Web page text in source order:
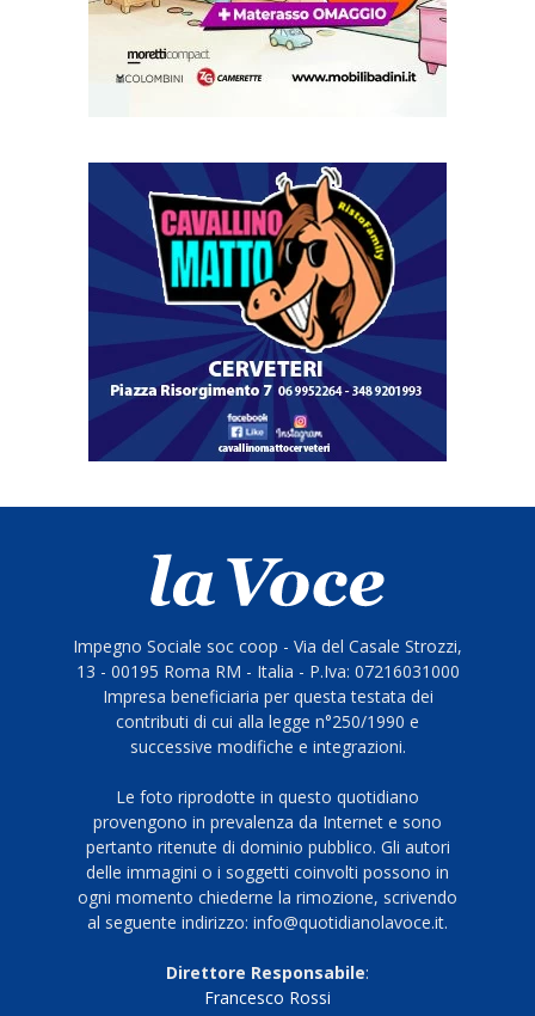
Impegno Sociale soc coop - Via del Casale Strozzi,
13 - 00195 Roma RM - Italia - P.Iva: 07216031000
Impresa beneficiaria per questa testata dei
contributi di cui alla legge n°250/1990 e
successive modifiche e integrazioni.
Le foto riprodotte in questo quotidiano
provengono in prevalenza da Internet e sono
pertanto ritenute di dominio pubblico. Gli autori
delle immagini o i soggetti coinvolti possono in
ogni momento chiederne la rimozione, scrivendo
al seguente indirizzo: info@quotidianolavoce.it.
Direttore Responsabile:
Francesco Rossi